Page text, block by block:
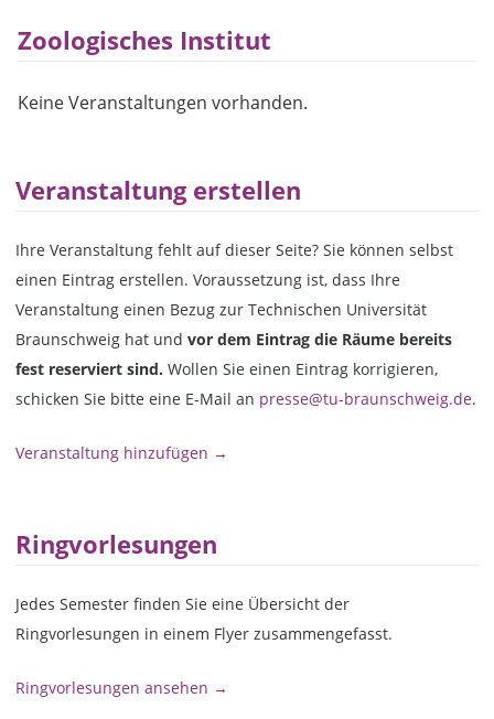
Zoologisches Institut
Keine Veranstaltungen vorhanden.
Veranstaltung erstellen
Ihre Veranstaltung fehlt auf dieser Seite? Sie können selbst
einen Eintrag erstellen. Voraussetzung ist, dass Ihre
Veranstaltung einen Bezug zur Technischen Universität
Braunschweig hat undvor dem Eintrag die Räume bereits
fest reserviert sind. Wollen Sie einen Eintrag korrigieren,
schicken Sie bitte eine E-Mail an presse@tu-braunschweig.de.
Veranstaltung hinzufügen →
Ringvorlesungen
Jedes Semester finden Sie eine Übersicht der
Ringvorlesungen in einem Flyer zusammengefasst.
Ringvorlesungen ansehen →